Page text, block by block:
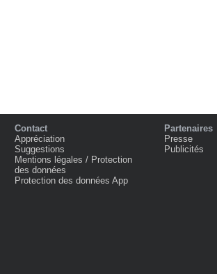
Contact
Appréciation
Suggestions
Mentions légales / Protection
des données
Protection des données App
Partenaires
Presse
Publicités